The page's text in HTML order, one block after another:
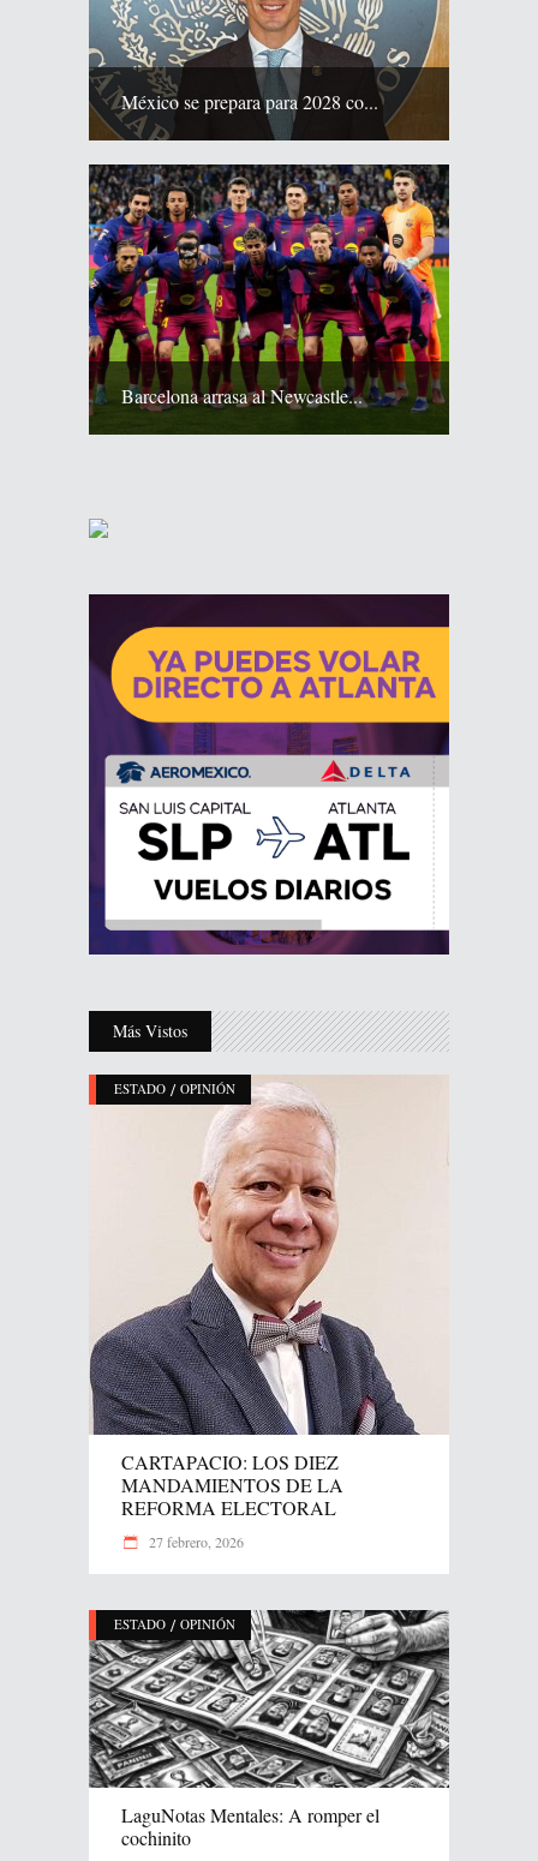
México se prepara para 2028 co...
Barcelona arrasa al Newcastle...
Más Vistos
ESTADO / OPINIÓN
CARTAPACIO: LOS DIEZ
MANDAMIENTOS DE LA
REFORMA ELECTORAL
27 febrero, 2026
ESTADO / OPINIÓN
LaguNotas Mentales: A romper el
cochinito